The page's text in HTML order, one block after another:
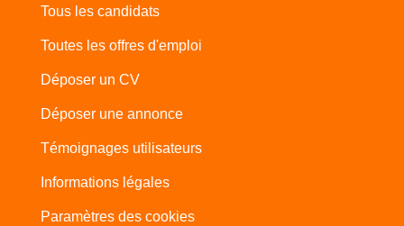
Tous les candidats
Toutes les offres d'emploi
Déposer un CV
Déposer une annonce
Témoignages utilisateurs
Informations légales
Paramètres des cookies